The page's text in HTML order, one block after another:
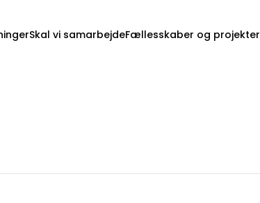
Skal vi samarbejdeFællesskaber og projekter